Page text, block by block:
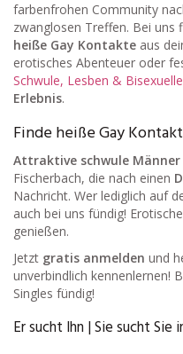
farbenfrohen Community
zwanglosen Treffen. Bei uns
heiße Gay Kontakte aus
erotisches Abenteuer oder
Schwule, Lesben & Bisexuelle
Erlebnis.
Finde heiße Gay
Attraktive schwule Männer
Fischerbach, die nach einen
Nachricht. Wer lediglich auf
auch bei uns fündig!
genießen.
Jetzt gratis anmelden und
unverbindlich kennenlernen!
Singles fündig!
Er sucht Ihn | Sie sucht Sie